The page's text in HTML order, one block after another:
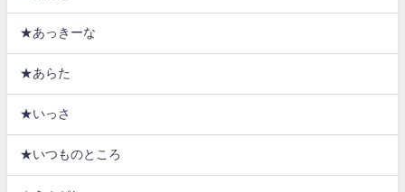
★あっきーな
★あらた
★いっさ
★いつものところ